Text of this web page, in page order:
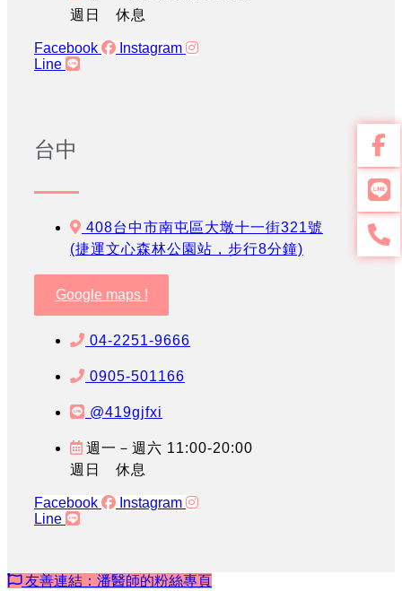
週日 休息
Facebook
Instagram
Line
台中
408台中市南屯區大墩十一街321號
(捷運文心森林公園站，步行8分鐘)
Google maps !
04-2251-9666
0905-501166
@419gjfxi
週一－週六 11:00-20:00
週日 休息
Facebook
Instagram
Line
友善連結：潘醫師的粉絲專頁